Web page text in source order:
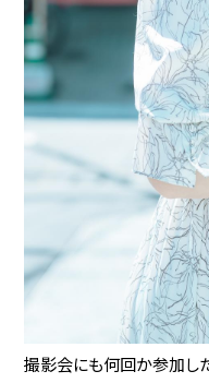
撮影会にも何回か参加し